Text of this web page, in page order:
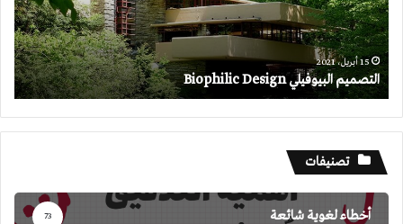
15 أبريل، 2021
التصميم البيوفيلي Biophilic Design
تصنيفات
أخطاء لغوية شائعة 73